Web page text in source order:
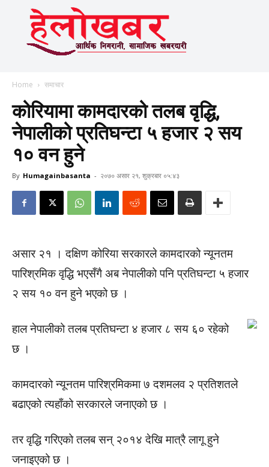
Home समाचार
कोरियामा कामदारको तलब वृद्धि,
नेपालीको प्रतिघन्टा ५ हजार २ सय
१० वन हुने
By Humagainbasanta - २०७० असार २१, शुक्रबार ०५:४३
असार २१ । दक्षिण कोरिया सरकारले कामदारको न्यूनतम
पारिश्रमिक वृद्धि भएसँगै अब नेपालीको पनि प्रतिघन्टा ५ हजार
२ सय १० वन हुने भएको छ ।
हाल नेपालीको तलब प्रतिघन्टा ४ हजार ८ सय ६० रहेको
छ ।
कामदारको न्यूनतम पारिश्रमिकमा ७ दशमलव २ प्रतिशतले
बढाएको त्यहाँको सरकारले जनाएको छ ।
तर वृद्धि गरिएको तलब सन् २०१४ देखि मात्रै लागू हुने
जनाइएको छ ।